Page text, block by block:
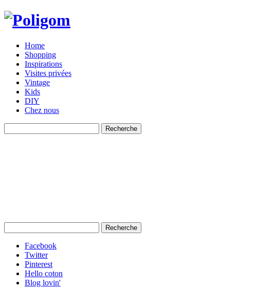
Home
Shopping
Inspirations
Visites privées
Vintage
Kids
DIY
Chez nous
Facebook
Twitter
Pinterest
Hello coton
Blog lovin'